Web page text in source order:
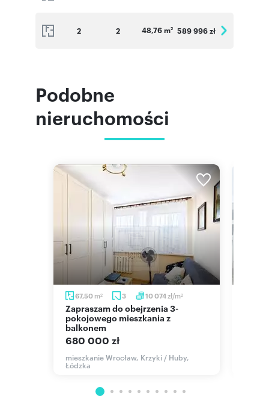
2 2 48,76 m2 589 996 zł
Podobne
nieruchomości
67,50 m2 3 10 074zł/m2
Zapraszam do obejrzenia 3-
pokojowego mieszkania z
balkonem
680 000 zł
mieszkanie Wrocław, Krzyki / Huby,
Łódzka